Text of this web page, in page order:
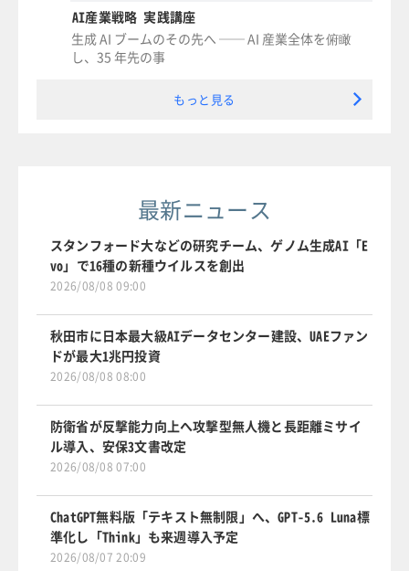
AI産業戦略 実践講座
生成 AI ブームのその先へ ── AI 産業全体を俯瞰
し、35 年先の事
もっと見る
最新ニュース
スタンフォード大などの研究チーム、ゲノム生成AI「E
vo」で16種の新種ウイルスを創出
2026/08/08 09:00
秋田市に日本最大級AIデータセンター建設、UAEファン
ドが最大1兆円投資
2026/08/08 08:00
防衛省が反撃能力向上へ攻撃型無人機と長距離ミサイ
ル導入、安保3文書改定
2026/08/08 07:00
ChatGPT無料版「テキスト無制限」へ、GPT-5.6 Luna標
準化し「Think」も来週導入予定
2026/08/07 20:09